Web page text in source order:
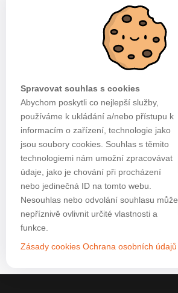
Spravovat souhlas s cookies
Abychom poskytli co nejlepší služby,
používáme k ukládání a/nebo přístupu k
informacím o zařízení, technologie jako
jsou soubory cookies. Souhlas s těmito
technologiemi nám umožní zpracovávat
údaje, jako je chování při procházení
nebo jedinečná ID na tomto webu.
Nesouhlas nebo odvolání souhlasu může
nepříznivě ovlivnit určité vlastnosti a
funkce.
Zásady cookies Ochrana osobních údajů